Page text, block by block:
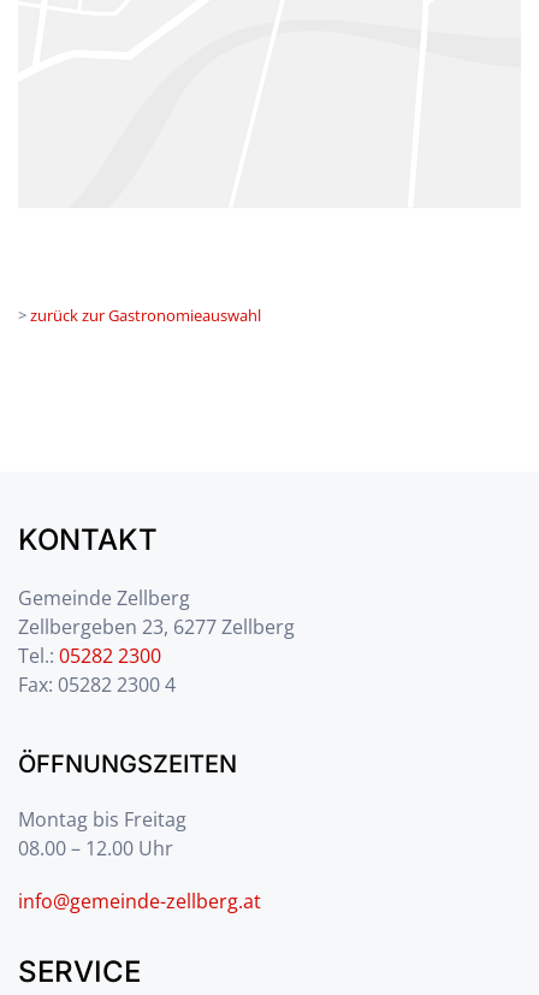
>zurück zur Gastronomieauswahl
KONTAKT
Gemeinde Zellberg
Zellbergeben 23, 6277 Zellberg
Tel.: 05282 2300
Fax: 05282 2300 4
ÖFFNUNGSZEITEN
Montag bis Freitag
08.00 – 12.00 Uhr
info@gemeinde-zellberg.at
SERVICE